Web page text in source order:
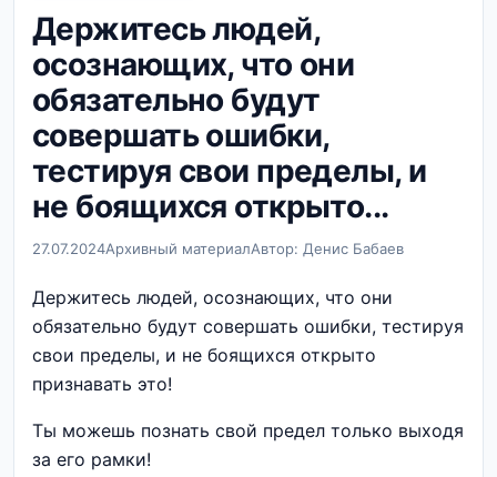
Держитесь людей,
осознающих, что они
обязательно будут
совершать ошибки,
тестируя свои пределы, и
не боящихся открыто...
27.07.2024Архивный материалАвтор: Денис Бабаев
Держитесь людей, осознающих, что они
обязательно будут совершать ошибки, тестируя
свои пределы, и не боящихся открыто
признавать это!
Ты можешь познать свой предел только выходя
за его рамки!